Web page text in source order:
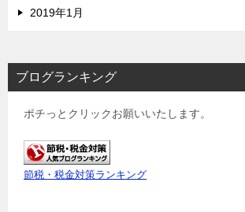
2019年1月
ブログランキング
ポチっとクリックお願いいたします。
節税・税金対策ランキング